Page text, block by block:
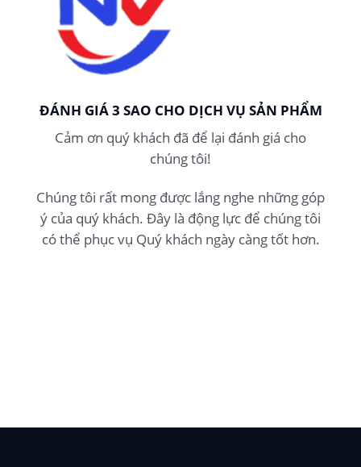
ĐÁNH GIÁ 3 SAO CHO DỊCH VỤ SẢN PHẨM
Cảm ơn quý khách đã để lại đánh giá cho
chúng tôi!
Chúng tôi rất mong được lắng nghe những góp
ý của quý khách. Đây là động lực để chúng tôi
có thể phục vụ Quý khách ngày càng tốt hơn.